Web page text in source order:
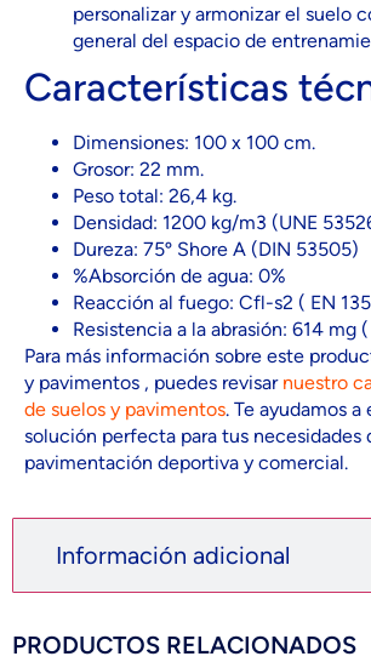
Información adicional
personalizar y armonizar el suelo
general del espacio de
Características
Dimensiones: 100 x 100 cm.
Grosor: 22 mm.
Peso total: 26,4 kg.
Densidad: 1200 kg/m3 (UNE
Dureza: 75º Shore A (DIN 53505)
%Absorción de agua: 0%
Reacción al fuego: Cfl-s2 ( EN
Resistencia a la abrasión: 614 mg
Para más información sobre este
y pavimentos , puedes revisar nuestro
de suelos y pavimentos. Te ayudamos
solución perfecta para tus necesidades
pavimentación deportiva y comercial.
PRODUCTOS RELACIONADOS